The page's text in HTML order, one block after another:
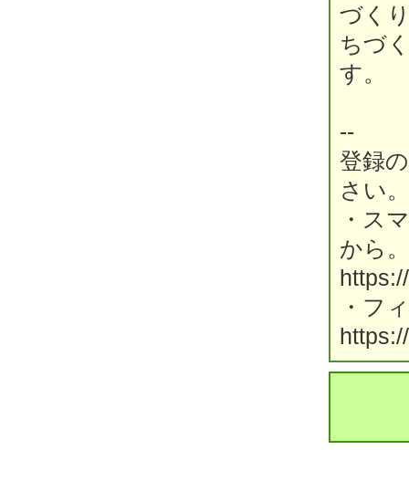
づく
ちづ
す。
--
登録
さい。
・ス
から。
・フ